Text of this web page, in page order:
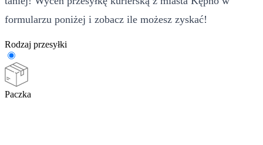
formularzu poniżej i zobacz ile możesz zyskać!
Rodzaj przesyłki
Paczka